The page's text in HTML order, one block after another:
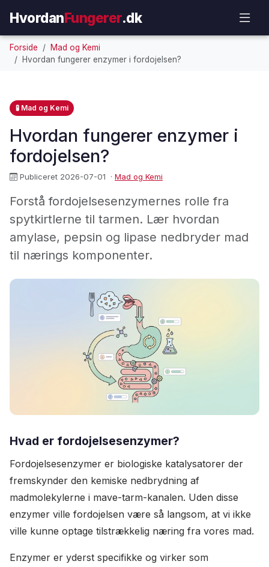
HvordanFungerer.dk
Forside
Mad og Kemi
Hvordan fungerer enzymer i fordojelsen?
🧪 Mad og Kemi
Hvordan fungerer enzymer i
fordojelsen?
Publiceret 2026-07-01 · Mad og Kemi
Forstå fordojelsesenzymernes rolle fra
spytkirtlerne til tarmen. Lær hvordan
amylase, pepsin og lipase nedbryder mad
til nærings komponenter.
Hvad er fordojelsesenzymer?
Fordojelsesenzymer er biologiske katalysatorer der
fremskynder den kemiske nedbrydning af
madmolekylerne i mave-tarm-kanalen. Uden disse
enzymer ville fordojelsen være så langsom, at vi ikke
ville kunne optage tilstrækkelig næring fra vores mad.
Enzymer er yderst specifikke og virker som